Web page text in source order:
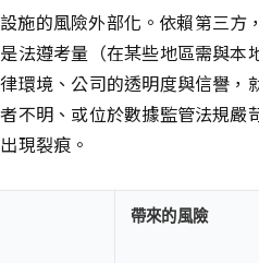
施的風險外部化。依賴第三方
法遵考量（在某些地區需與本
環境、公司的透明度與信譽，
不明、或位於數據監管法規嚴
現裂痕。
帶來的風險